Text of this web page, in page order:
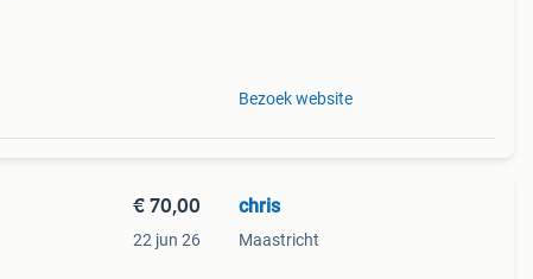
Bezoek website
€ 70,00
22 jun 26
chris
Maastricht